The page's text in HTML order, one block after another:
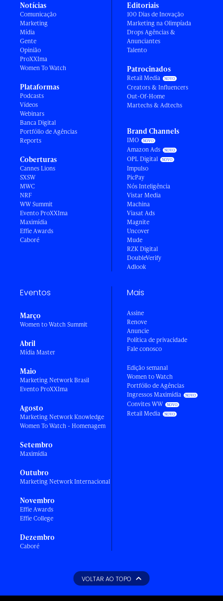
Notícias
Comunicação
Marketing
Mídia
Gente
Opinião
ProXXIma
Women To Watch
Plataformas
Podcasts
Vídeos
Webinars
Banca Digital
Portfólio de Agências
Reports
Coberturas
Cannes Lions
SXSW
MWC
NRF
WW Summit
Evento ProXXIma
Maximídia
Effie Awards
Caboré
Editoriais
100 Dias de Inovação
Marketing na Olimpíada
Drops Agências &
Anunciantes
Talento
Patrocinados
Retail Media
Creators & Influencers
Out-Of-Home
Martechs & Adtechs
Brand Channels
IMO
Amazon Ads
OPL Digital
Impulso
PicPay
Nós Inteligência
Vistar Media
Machina
Viasat Ads
Magnite
Uncover
Mude
RZK Digital
DoubleVerify
Adlook
Eventos
Março
Women to Watch Summit
Abril
Mídia Master
Maio
Marketing Network Brasil
Evento ProXXIma
Agosto
Marketing Network Knowledge
Women To Watch - Homenagem
Setembro
Maximídia
Outubro
Marketing Network Internacional
Novembro
Effie Awards
Effie College
Dezembro
Caboré
Mais
Assine
Renove
Anuncie
Política de privacidade
Fale conosco
Edição semanal
Women to Watch
Portfólio de Agências
Ingressos Maximídia
Convites WW
Retail Media
VOLTAR AO TOPO